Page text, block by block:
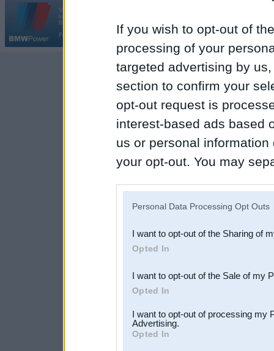
If you wish to opt-out of
processing of your
targeted advertising by
section to confirm your
opt-out request is
interest-based ads based
us or personal
your opt-out. You may
Downstream Participants
third parties.
Personal Data Processing Opt Outs
I want to opt-out of the Sharing of
Opted In
I want to opt-out of the Sale of my
Opted In
I want to opt-out of processing my
Advertising.
Opted In
Vortāls BMWPower.lv darbojas
kopš 2002. gada 14. maija. Tas nav auto klubs un nav saistīts ar
BMW AG.
Par BMWPower
Kontakti |Reklāma